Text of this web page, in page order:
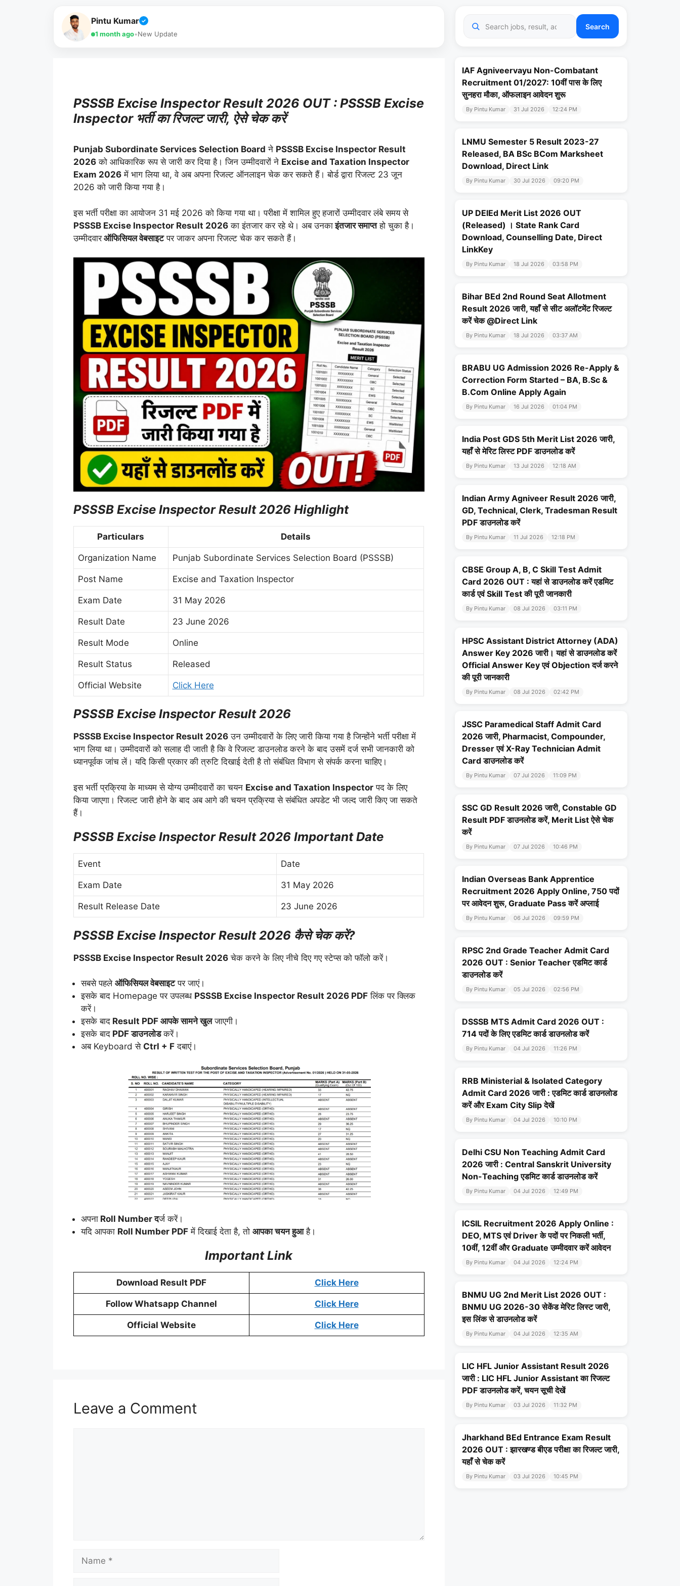
Pintu Kumar ✓
1 month ago•New Update
PSSSB Excise Inspector Result 2026 OUT : PSSSB Excise
Inspector भर्ती का रिजल्ट जारी, ऐसे चेक करें
Punjab Subordinate Services Selection Board ने PSSSB Excise Inspector Result
2026को आधिकारिक रूप से जारी कर दिया है। जिन उम्मीदवारों ने Excise and Taxation Inspector
Exam 2026में भाग लिया था, वे अब अपना रिजल्ट ऑनलाइन चेक कर सकते हैं। बोर्ड द्वारा रिजल्ट 23 जून
2026 को जारी किया गया है।
इस भर्ती परीक्षा का आयोजन 31 मई 2026 को किया गया था। परीक्षा में शामिल हुए हजारों उम्मीदवार लंबे समय से
PSSSB Excise Inspector Result 2026का इंतजार कर रहे थे। अब उनकाइंतजार समाप्तहो चुका है।
उम्मीदवारऑफिसियल वेबसाइटपर जाकर अपना रिजल्ट चेक कर सकते हैं।
PSSSB Excise Inspector Result 2026 Highlight
Particulars Details
Organization Name Punjab Subordinate Services Selection Board (PSSSB)
Post Name Excise and Taxation Inspector
Exam Date 31 May 2026
Result Date 23 June 2026
Result Mode Online
Result Status Released
Official Website Click Here
PSSSB Excise Inspector Result 2026
PSSSB Excise Inspector Result 2026उन उम्मीदवारों के लिए जारी किया गया है जिन्होंने भर्ती परीक्षा में
भाग लिया था। उम्मीदवारों को सलाह दी जाती है कि वे रिजल्ट डाउनलोड करने के बाद उसमें दर्ज सभी जानकारी को
ध्यानपूर्वक जांच लें। यदि किसी प्रकार की त्रुटि दिखाई देती है तो संबंधित विभाग से संपर्क करना चाहिए।
इस भर्ती प्रक्रिया के माध्यम से योग्य उम्मीदवारों का चयन Excise and Taxation Inspectorपद के लिए
किया जाएगा। रिजल्ट जारी होने के बाद अब आगे की चयन प्रक्रिया से संबंधित अपडेट भी जल्द जारी किए जा सकते
हैं।
PSSSB Excise Inspector Result 2026 Important Date
Event Date
Exam Date 31 May 2026
Result Release Date 23 June 2026
PSSSB Excise Inspector Result 2026 कैसे चेक करें?
PSSSB Excise Inspector Result 2026चेक करने के लिए नीचे दिए गए स्टेप्स को फॉलो करें।
सबसे पहले ऑफिसियल वेबसाइटपर जाएं।
इसके बाद Homepage पर उपलब्ध PSSSB Excise Inspector Result 2026 PDFलिंक पर क्लिक
करें।
इसके बादResult PDF आपके सामने खुलजाएगी।
इसके बादPDF डाउनलोडकरें।
अब Keyboard से Ctrl + Fदबाएं।
अपनाRoll Number दर्ज करें।
यदि आपका Roll Number PDFमें दिखाई देता है, तो आपका चयन हुआहै।
Important Link
Download Result PDF Click Here
Follow Whatsapp Channel Click Here
Official Website Click Here
Leave a Comment
Search
IAF Agniveervayu Non-Combatant
Recruitment 01/2027: 10वीं पास के लिए
सुनहरा मौका, ऑफलाइन आवेदन शुरू
By Pintu Kumar 31 Jul 2026 12:24 PM
LNMU Semester 5 Result 2023-27
Released, BA BSc BCom Marksheet
Download, Direct Link
By Pintu Kumar 30 Jul 2026 09:20 PM
UP DElEd Merit List 2026 OUT
(Released) । State Rank Card
Download, Counselling Date, Direct
LinkKey
By Pintu Kumar 18 Jul 2026 03:58 PM
Bihar BEd 2nd Round Seat Allotment
Result 2026 जारी, यहाँ से सीट अलॉटमेंट रिजल्ट
करें चेक @Direct Link
By Pintu Kumar 18 Jul 2026 03:37 AM
BRABU UG Admission 2026 Re-Apply &
Correction Form Started – BA, B.Sc &
B.Com Online Apply Again
By Pintu Kumar 16 Jul 2026 01:04 PM
India Post GDS 5th Merit List 2026 जारी,
यहाँ से मेरिट लिस्ट PDF डाउनलोड करें
By Pintu Kumar 13 Jul 2026 12:18 AM
Indian Army Agniveer Result 2026 जारी,
GD, Technical, Clerk, Tradesman Result
PDF डाउनलोड करें
By Pintu Kumar 11 Jul 2026 12:18 PM
CBSE Group A, B, C Skill Test Admit
Card 2026 OUT : यहां से डाउनलोड करें एडमिट
कार्ड एवं Skill Test की पूरी जानकारी
By Pintu Kumar 08 Jul 2026 03:11 PM
HPSC Assistant District Attorney (ADA)
Answer Key 2026 जारी। यहां से डाउनलोड करें
Official Answer Key एवं Objection दर्ज करने
की पूरी जानकारी
By Pintu Kumar 08 Jul 2026 02:42 PM
JSSC Paramedical Staff Admit Card
2026 जारी, Pharmacist, Compounder,
Dresser एवं X-Ray Technician Admit
Card डाउनलोड करें
By Pintu Kumar 07 Jul 2026 11:09 PM
SSC GD Result 2026 जारी, Constable GD
Result PDF डाउनलोड करें, Merit List ऐसे चेक
करें
By Pintu Kumar 07 Jul 2026 10:46 PM
Indian Overseas Bank Apprentice
Recruitment 2026 Apply Online, 750 पदों
पर आवेदन शुरू, Graduate Pass करें अप्लाई
By Pintu Kumar 06 Jul 2026 09:59 PM
RPSC 2nd Grade Teacher Admit Card
2026 OUT : Senior Teacher एडमिट कार्ड
डाउनलोड करें
By Pintu Kumar 05 Jul 2026 02:56 PM
DSSSB MTS Admit Card 2026 OUT :
714 पदों के लिए एडमिट कार्ड डाउनलोड करें
By Pintu Kumar 04 Jul 2026 11:26 PM
RRB Ministerial & Isolated Category
Admit Card 2026 जारी : एडमिट कार्ड डाउनलोड
करें और Exam City Slip देखें
By Pintu Kumar 04 Jul 2026 10:10 PM
Delhi CSU Non Teaching Admit Card
2026 जारी : Central Sanskrit University
Non-Teaching एडमिट कार्ड डाउनलोड करें
By Pintu Kumar 04 Jul 2026 12:49 PM
ICSIL Recruitment 2026 Apply Online :
DEO, MTS एवं Driver के पदों पर निकली भर्ती,
10वीं, 12वीं और Graduate उम्मीदवार करें आवेदन
By Pintu Kumar 04 Jul 2026 12:24 PM
BNMU UG 2nd Merit List 2026 OUT :
BNMU UG 2026-30 सेकेंड मेरिट लिस्ट जारी,
इस लिंक से डाउनलोड करें
By Pintu Kumar 04 Jul 2026 12:35 AM
LIC HFL Junior Assistant Result 2026
जारी : LIC HFL Junior Assistant का रिजल्ट
PDF डाउनलोड करें, चयन सूची देखें
By Pintu Kumar 03 Jul 2026 11:32 PM
Jharkhand BEd Entrance Exam Result
2026 OUT : झारखण्ड बीएड परीक्षा का रिजल्ट जारी,
यहाँ से चेक करें
By Pintu Kumar 03 Jul 2026 10:45 PM